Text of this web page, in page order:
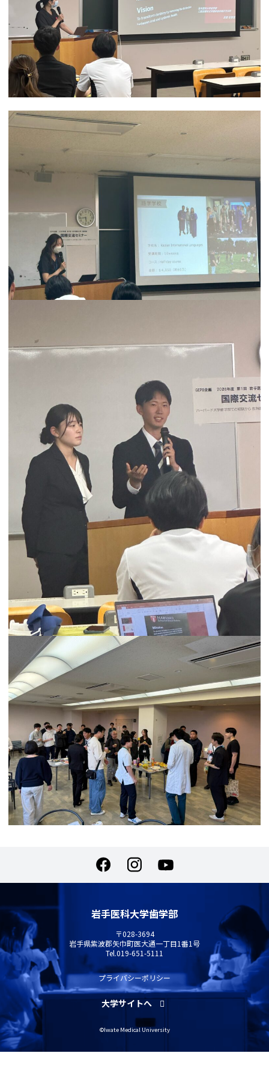
岩手医科大学歯学部
〒028-3694
岩手県紫波郡矢巾町医大通一丁目1番1号
Tel.019-651-5111
プライバシーポリシー
大学サイトへ
©Iwate Medical University